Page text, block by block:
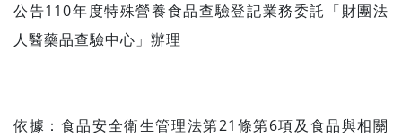
公告110年度特殊營養食品查驗登記業務委託「財團法
人醫藥品查驗中心」辦理
依據：食品安全衛生管理法第21條第6項及食品與相關